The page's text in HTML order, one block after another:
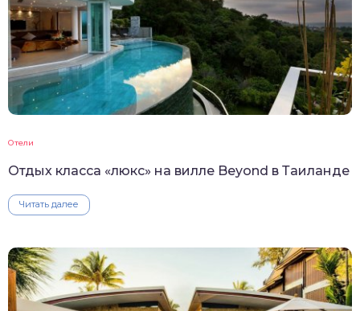
Отели
Отдых класса «люкс» на вилле Beyond в Таиланде
Читать далее